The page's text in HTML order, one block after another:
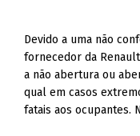
Devido a uma não
fornecedor da
a não abertura ou
qual em casos
fatais aos ocupantes.